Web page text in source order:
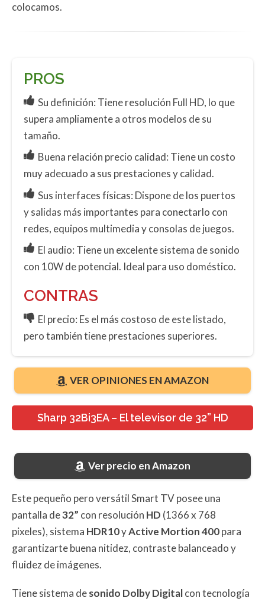
colocamos.
PROS
Su definición: Tiene resolución Full HD, lo que
supera ampliamente a otros modelos de su
tamaño.
Buena relación precio calidad: Tiene un costo
muy adecuado a sus prestaciones y calidad.
Sus interfaces físicas: Dispone de los puertos
y salidas más importantes para conectarlo con
redes, equipos multimedia y consolas de juegos.
El audio: Tiene un excelente sistema de sonido
con 10W de potencial. Ideal para uso doméstico.
CONTRAS
El precio: Es el más costoso de este listado,
pero también tiene prestaciones superiores.
VER OPINIONES EN AMAZON
Sharp 32Bi3EA – El televisor de 32” HD
Ver precio en Amazon
Este pequeño pero versátil Smart TV posee una
pantalla de32” con resolución HD (1366 x 768
pixeles), sistema HDR10yActive Mortion 400para
garantizarte buena nitidez, contraste balanceado y
fluidez de imágenes.
Tiene sistema desonido Dolby Digitalcon tecnología